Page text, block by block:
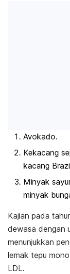
Avokado.
Kekacang
kacang
Minyak
minyak
Kajian pada
dewasa dengan
menunjukkan
lemak tepu
LDL.